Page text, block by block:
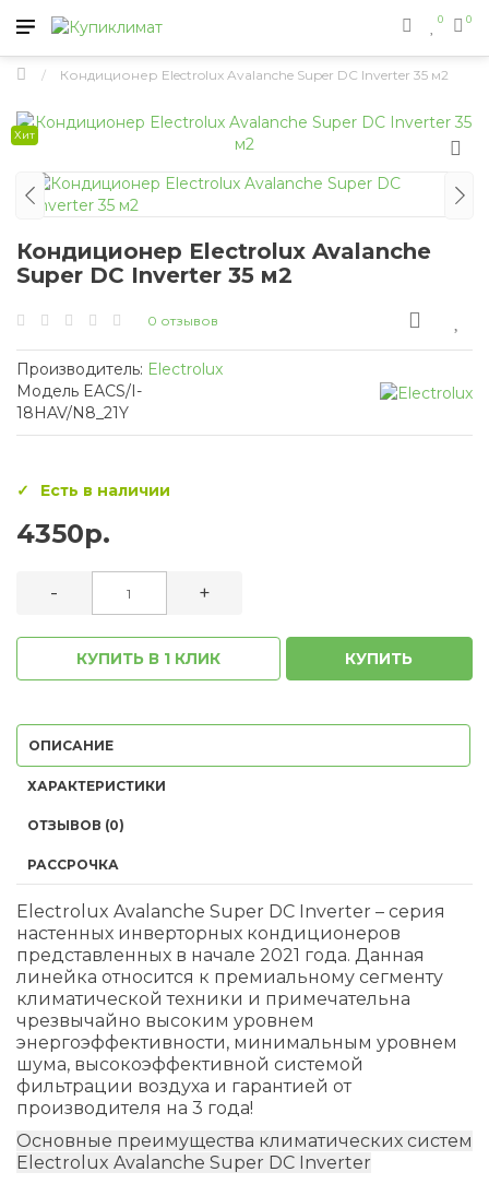
0 0
Кондиционер Electrolux Avalanche Super DC Inverter 35 м2
Хит
Кондиционер Electrolux Avalanche
Super DC Inverter 35 м2
0 отзывов
Производитель: Electrolux
Модель EACS/I-
18HAV/N8_21Y
Есть в наличии
4350р.
- +
КУПИТЬ В 1 КЛИК КУПИТЬ
ОПИСАНИЕ
ХАРАКТЕРИСТИКИ
ОТЗЫВОВ (0)
РАССРОЧКА
Electrolux Avalanche Super DC Inverter – серия
настенных инверторных кондиционеров
представленных в начале 2021 года. Данная
линейка относится к премиальному сегменту
климатической техники и примечательна
чрезвычайно высоким уровнем
энергоэффективности, минимальным уровнем
шума, высокоэффективной системой
фильтрации воздуха и гарантией от
производителя на 3 года!
Основные преимущества климатических систем
Electrolux Avalanche Super DC Inverter